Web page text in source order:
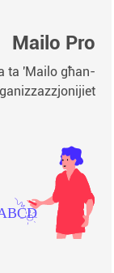
Mailo Pro
ta 'Mailo għan-